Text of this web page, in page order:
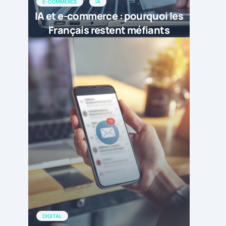
E-COMMERCE IA
IA et e-commerce : pourquoi les
Français restent méfiants
DIGITAL